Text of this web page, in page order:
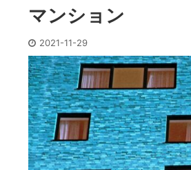
マンション
2021-11-29